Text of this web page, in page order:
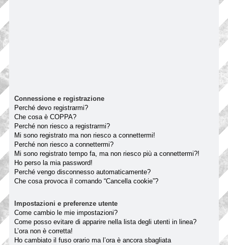
Connessione e registrazione
Perché devo registrarmi?
Che cosa è COPPA?
Perché non riesco a registrarmi?
Mi sono registrato ma non riesco a connettermi!
Perché non riesco a connettermi?
Mi sono registrato tempo fa, ma non riesco più a connettermi?!
Ho perso la mia password!
Perché vengo disconnesso automaticamente?
Che cosa provoca il comando “Cancella cookie”?
Impostazioni e preferenze utente
Come cambio le mie impostazioni?
Come posso evitare di apparire nella lista degli utenti in linea?
L’ora non è corretta!
Ho cambiato il fuso orario ma l’ora è ancora sbagliata